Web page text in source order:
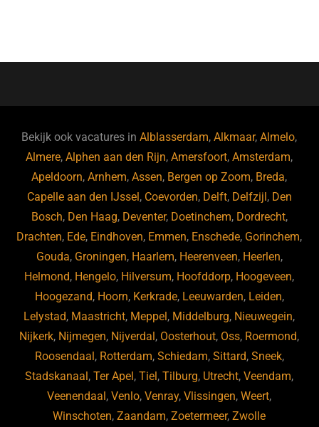
Bekijk ook vacatures inAlblasserdam,Alkmaar,Almelo,
Almere,Alphen aan den Rijn,Amersfoort,Amsterdam,
Apeldoorn,Arnhem,Assen, Bergen op Zoom, Breda,
Capelle aan den IJssel , Coevorden, Delft, Delfzijl , Den
Bosch, Den Haag, Deventer, Doetinchem, Dordrecht,
Drachten, Ede, Eindhoven, Emmen, Enschede, Gorinchem,
Gouda, Groningen, Haarlem, Heerenveen, Heerlen,
Helmond, Hengelo, Hilversum, Hoofddorp, Hoogeveen,
Hoogezand, Hoorn, Kerkrade, Leeuwarden, Leiden,
Lelystad, Maastricht, Meppel , Middelburg, Nieuwegein,
Nijkerk, Nijmegen, Nijverdal , Oosterhout, Oss, Roermond,
Roosendaal , Rotterdam, Schiedam, Sittard, Sneek,
Stadskanaal ,Ter Apel ,Tiel ,Tilburg, Utrecht,Veendam,
Veenendaal ,Venlo,Venray,Vlissingen,Weert,
Winschoten,Zaandam,Zoetermeer,Zwolle